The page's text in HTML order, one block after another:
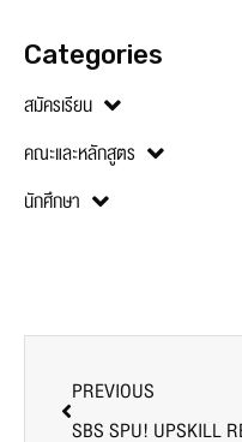
Categories
สมัครเรียน
คณะและหลักสูตร
นักศึกษา
PREVIOUS